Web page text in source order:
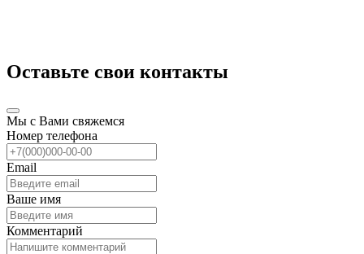
Оставьте свои контакты
Мы с Вами свяжемся
Номер телефона
Email
Ваше имя
Комментарий